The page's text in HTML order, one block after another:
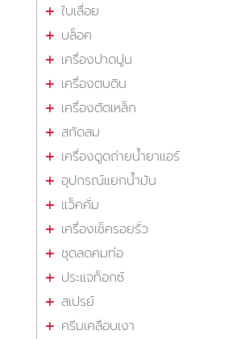
ใบเลื่อย
บล็อค
เครื่องปาดปูน
เครื่องตบดิน
เครื่องตัดเหล็ก
สกัดลม
เครื่องดูดถ่ายน้ำยาแอร์
อุปกรณ์แยกน้ำมัน
แว็คคั่ม
เครื่องเช็ครอยรั่ว
ชุดลดคมท่อ
ประแจท็อกซ์
สเปรย์
ครีมเคลือบเงา